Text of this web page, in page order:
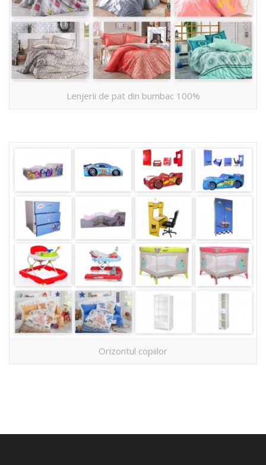
Lenjerii de pat din bumbac 100%
Orizontul copiilor